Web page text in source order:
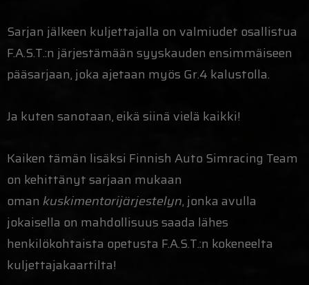
Sarjan jälkeen kuljettajalla on valmiudet osallistua
F.A.S.T.:n järjestämään syyskauden ensimmäiseen
pääsarjaan, joka ajetaan myös Gr.4 kalustolla.
Ja kuten sanotaan, eikä siinä vielä kaikki!
Kaiken tämän lisäksi Finnish Auto Simracing Team
on kehittänyt sarjaan mukaan
oman kuskimentorijärjestelyn, jonka avulla
jokaisella on mahdollisuus saada lähes
henkilökohtaista opetusta F.A.S.T.:n kokeneelta
kuljettajakaartilta!